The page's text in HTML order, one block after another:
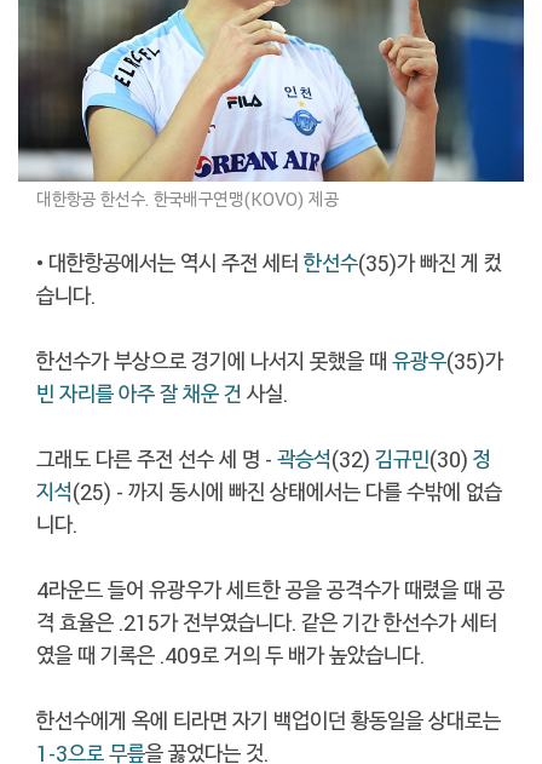
대한항공 한선수. 한국배구연맹(KOVO) 제공
• 대한항공에서는 역시 주전 세터 한선수(35)가 빠진 게 컸
습니다.
한선수가 부상으로 경기에 나서지 못했을 때 유광우(35)가
빈 자리를 아주 잘 채운 건 사실.
그래도 다른 주전 선수 세 명 - 곽승석(32) 김규민(30) 정
지석(25) - 까지 동시에 빠진 상태에서는 다를 수밖에 없습
니다.
4라운드 들어 유광우가 세트한 공을 공격수가 때렸을 때 공
격 효율은 .215가 전부였습니다. 같은 기간 한선수가 세터
였을 때 기록은 .409로 거의 두 배가 높았습니다.
한선수에게 옥에 티라면 자기 백업이던 황동일을 상대로는
1-3으로 무릎을 꿇었다는 것.